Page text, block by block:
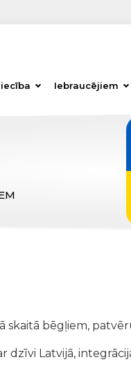
Iebraucējiem
skaitā bēgļiem,
dzīvi Latvijā,